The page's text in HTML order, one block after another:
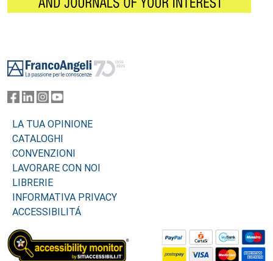
LA TUA OPINIONE
CATALOGHI
CONVENZIONI
LAVORARE CON NOI
LIBRERIE
INFORMATIVA PRIVACY
ACCESSIBILITÁ